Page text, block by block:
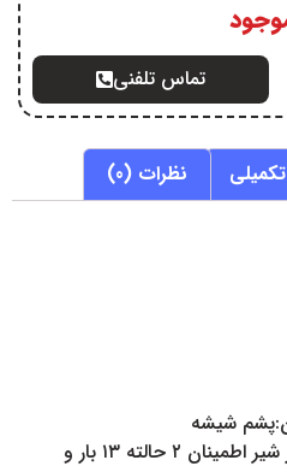
تماس تلفنی
نظرات (0)
شیشه
نوع ابزار حرارتی در برابر فشار شیر اطمینان ۲ حالته ۱۳ بار و